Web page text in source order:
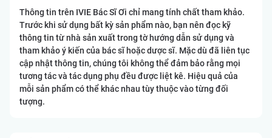
Thông tin trên IVIE Bác Sĩ Ơi chỉ mang tính chất tham khảo.
Trước khi sử dụng bất kỳ sản phẩm nào, bạn nên đọc kỹ
thông tin từ nhà sản xuất trong tờ hướng dẫn sử dụng và
tham khảo ý kiến của bác sĩ hoặc dược sĩ. Mặc dù đã liên tục
cập nhật thông tin, chúng tôi không thể đảm bảo rằng mọi
tương tác và tác dụng phụ đều được liệt kê. Hiệu quả của
mỗi sản phẩm có thể khác nhau tùy thuộc vào từng đối
tượng.